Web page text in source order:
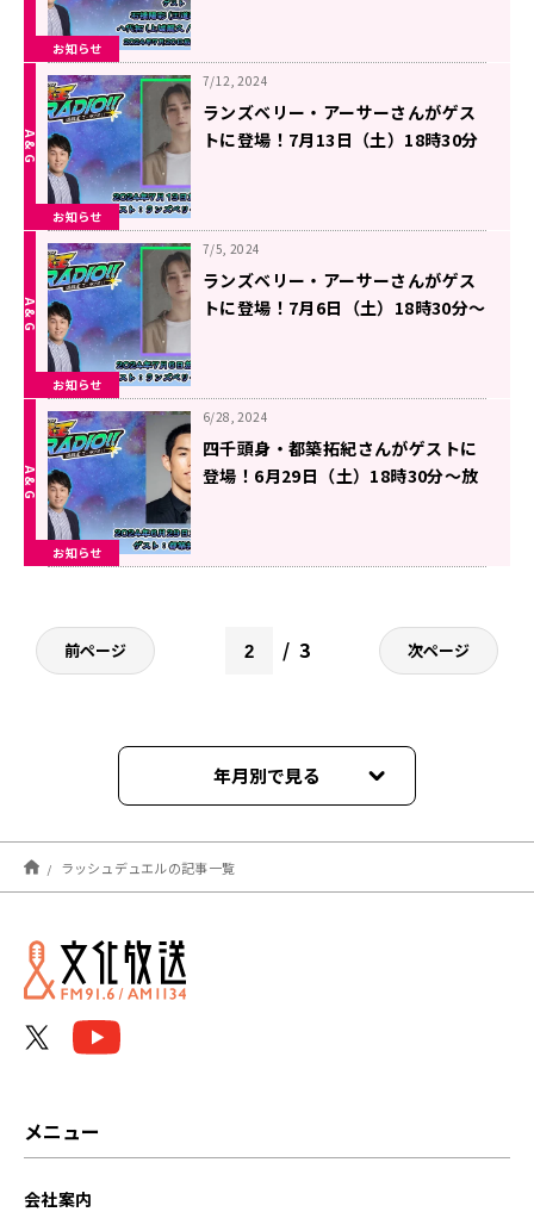
お知らせ
お知らせ
7/12, 2024
ランズベリー・アーサーさんがゲス
トに登場！7月13日（土）18時30分
お知らせ
7/5, 2024
ランズベリー・アーサーさんがゲス
トに登場！7月6日（土）18時30分～
お知らせ
6/28, 2024
四千頭身・都築拓紀さんがゲストに
登場！6月29日（土）18時30分～放
前ページ 3 次ページ
年月別で見る
2025年04月
2025年03月
2025年02月
ラッシュデュエルの記事一覧
メニュー
会社案内